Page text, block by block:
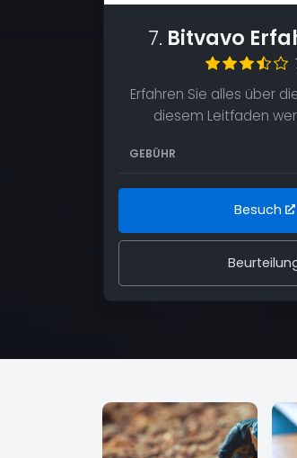
7. Bitvavo
Erfahren Sie alles über
diesem Leitfaden
GEBÜHR
Besuch